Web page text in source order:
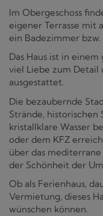
Im Obergeschoss
eigener Terrasse mit
ein Badezimmer
Das Haus ist in
viel Liebe zum
ausgestattet.
Die bezaubernde
Strände, historischen
kristallklare Wasser
oder dem KFZ
über das
der Schönheit der
Ob als Ferienhaus,
Vermietung, dieses
wünschen können.